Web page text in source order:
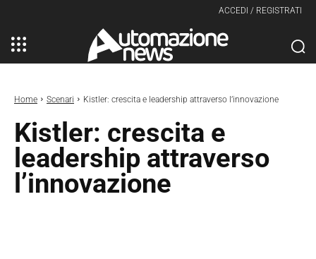
ACCEDI / REGISTRATI
Home Scenari Kistler: crescita e leadership attraverso l’innovazione
Kistler: crescita e
leadership attraverso
l’innovazione